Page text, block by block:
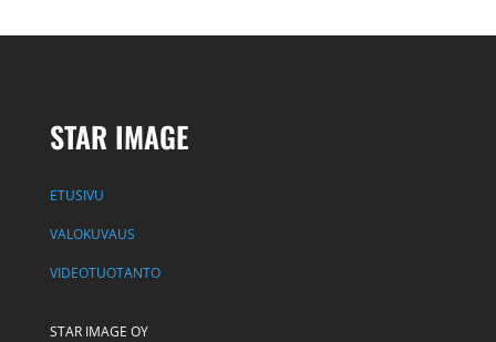
STAR IMAGE
ETUSIVU
VALOKUVAUS
VIDEOTUOTANTO
STAR IMAGE OY